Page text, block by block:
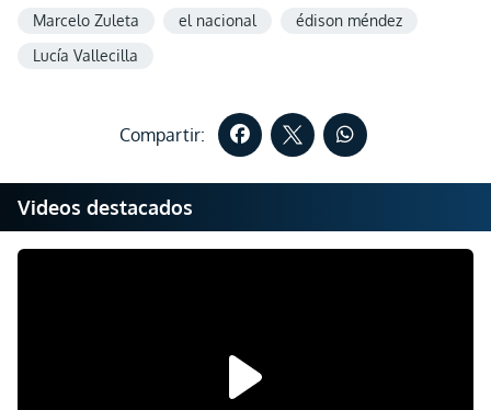
Marcelo Zuleta el nacional
édison méndez
Lucía Vallecilla
Compartir:
Videos destacados